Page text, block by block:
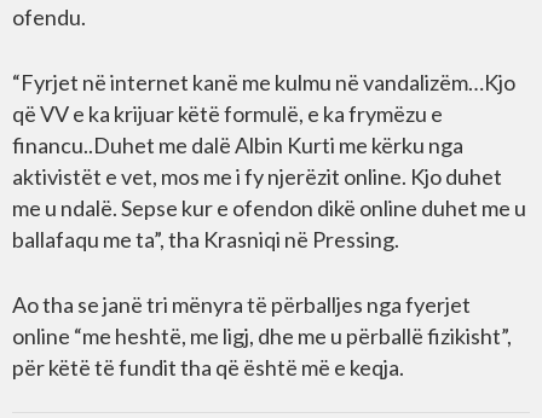
ofendu.
“Fyrjet në internet kanë me kulmu në vandalizëm…Kjo
që VV e ka krijuar këtë formulë, e ka frymëzu e
financu..Duhet me dalë Albin Kurti me kërku nga
aktivistët e vet, mos me i fy njerëzit online. Kjo duhet
me u ndalë. Sepse kur e ofendon dikë online duhet me u
ballafaqu me ta”, tha Krasniqi në Pressing.
Ao tha se janë tri mënyra të përballjes nga fyerjet
online “me heshtë, me ligj, dhe me u përballë fizikisht”,
për këtë të fundit tha që është më e keqja.